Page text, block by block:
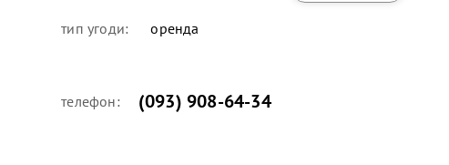
тип угоди: оренда
телефон: (093) 908-64-34